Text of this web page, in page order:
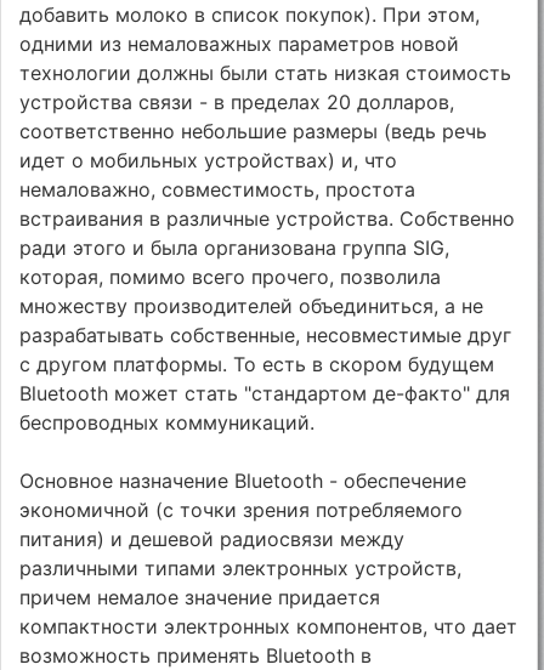
добавить молоко в список покупок). При этом,
одними из немаловажных параметров новой
технологии должны были стать низкая стоимость
устройства связи - в пределах 20 долларов,
соответственно небольшие размеры (ведь речь
идет о мобильных устройствах) и, что
немаловажно, совместимость, простота
встраивания в различные устройства. Собственно
ради этого и была организована группа SIG,
которая, помимо всего прочего, позволила
множеству производителей объединиться, а не
разрабатывать собственные, несовместимые друг
с другом платформы. То есть в скором будущем
Bluetooth может стать "стандартом де-факто" для
беспроводных коммуникаций.
Основное назначение Bluetooth - обеспечение
экономичной (с точки зрения потребляемого
питания) и дешевой радиосвязи между
различными типами электронных устройств,
причем немалое значение придается
компактности электронных компонентов, что дает
возможность применять Bluetooth в